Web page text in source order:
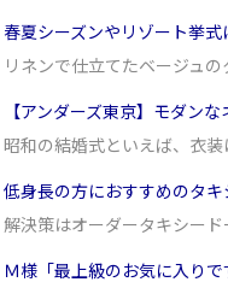
春夏シーズンやリゾート挙式
リネンで仕立てたベージュ
【アンダーズ東京】モダン
昭和の結婚式といえば、衣
低身長の方におすすめのタ
解決策はオーダータキシー
Ｍ様「最上級のお気に入りで